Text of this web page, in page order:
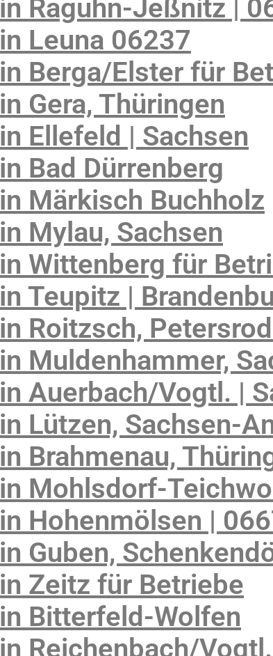
Raguhn-Jeßnitz |
Leuna 06237
Berga/Elster für
Gera, Thüringen
Ellefeld | Sachsen
Bad Dürrenberg
Märkisch Buchholz
Mylau, Sachsen
Wittenberg für
Teupitz |
Roitzsch,
Muldenhammer,
Auerbach/Vogtl. |
Lützen, Sachsen-
Brahmenau,
Mohlsdorf-
Hohenmölsen |
Guben,
Zeitz für Betriebe
Bitterfeld-Wolfen
Reichenbach/